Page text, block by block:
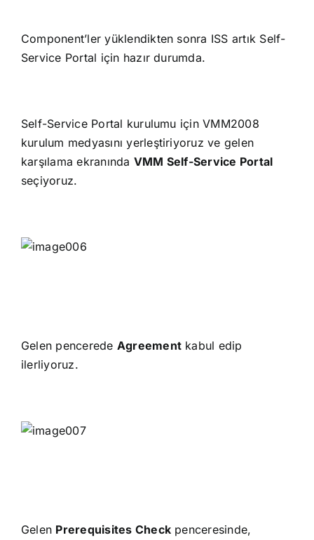
Component’ler yüklendikten sonra ISS artık Self-
Service Portal için hazır durumda.
Self-Service Portal kurulumu için VMM2008
kurulum medyasını yerleştiriyoruz ve gelen
karşılama ekranında VMM Self-Service Portal
seçiyoruz.
Gelen pencerede Agreement kabul edip
ilerliyoruz.
Gelen Prerequisites Check penceresinde,